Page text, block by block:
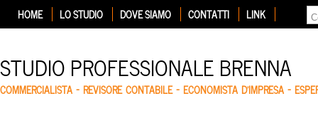
HOME LO STUDIO DOVE SIAMO CONTATTI LINK
STUDIO PROFESSIONALE BRENNA
COMMERCIALISTA – REVISORE CONTABILE – ECONOMISTA D'IMPRESA –